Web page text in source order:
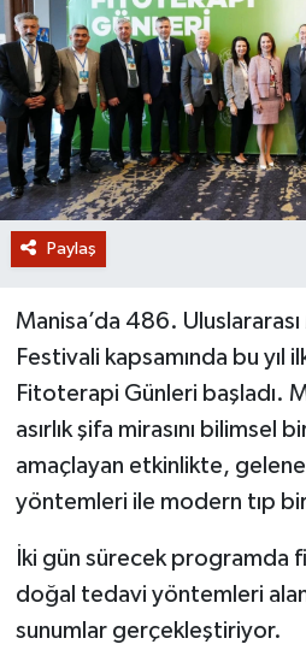
Paylaş
Manisa’da 486.
Festivali kapsamında bu yıl
Fitoterapi Günleri başladı.
asırlık şifa mirasını bilimsel
amaçlayan etkinlikte,
yöntemleri ile modern tıp
İki gün sürecek programda
doğal tedavi yöntemleri
sunumlar gerçekleştiriyor.